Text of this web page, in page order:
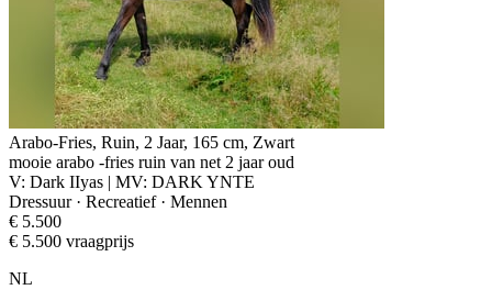
Arabo-Fries, Ruin, 2 Jaar, 165 cm, Zwart
mooie arabo -fries ruin van net 2 jaar oud
V: Dark IIyas | MV: DARK YNTE
Dressuur · Recreatief · Mennen
€ 5.500
€ 5.500 vraagprijs
NL